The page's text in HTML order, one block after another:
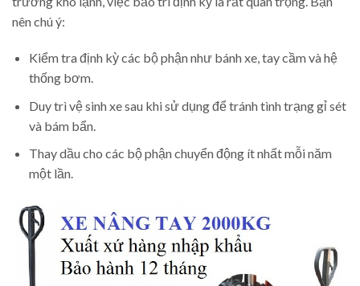
nên chú ý:
Kiểm tra định kỳ các bộ phận như bánh xe, tay cầm và hệ
thống bơm.
Duy trì vệ sinh xe sau khi sử dụng để tránh tình trạng gỉ sét
và bám bẩn.
Thay dầu cho các bộ phận chuyển động ít nhất mỗi năm
một lần.